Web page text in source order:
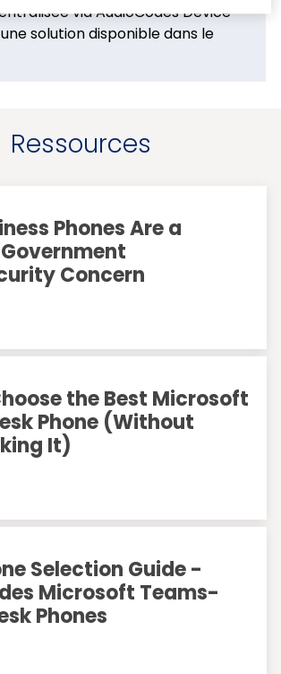
via AudioCodes Device
solution disponible dans le
Ressources
Phones Are a
Concern
the Best Microsoft
Phone (Without
It)
Selection Guide -
Microsoft Teams-
Phones